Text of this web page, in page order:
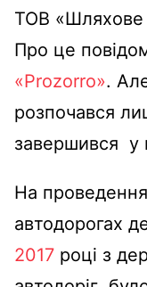
ТОВ «Шляхове
Про це
«Prozorro».
розпочався
завершився у
На
автодорогах
2017 році з